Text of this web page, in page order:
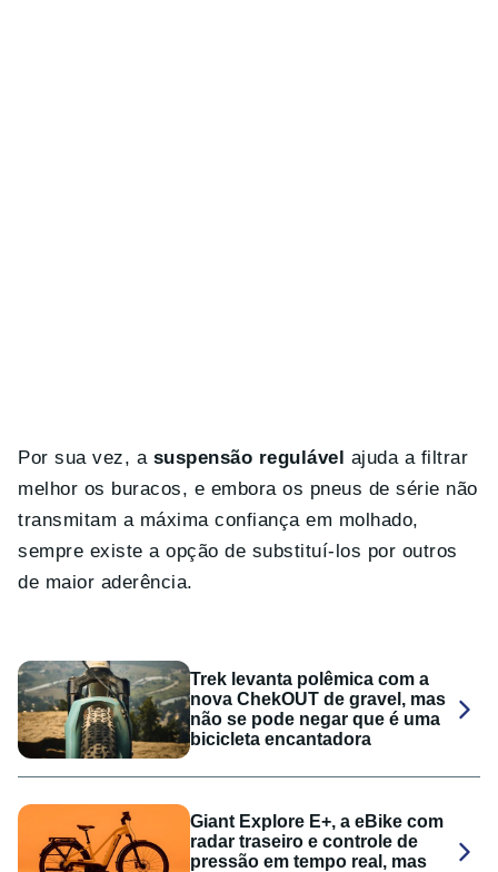
Por sua vez, a suspensão regulável
ajuda a filtrar
melhor os buracos, e embora os pneus de série não
transmitam a máxima confiança em molhado,
sempre existe a opção de substituí-los por outros
de maior aderência.
Trek levanta polêmica com a
nova ChekOUT de gravel, mas
não se pode negar que é uma
bicicleta encantadora
Giant Explore E+, a eBike com
radar traseiro e controle de
pressão em tempo real, mas